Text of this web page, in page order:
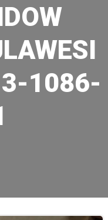
1086-